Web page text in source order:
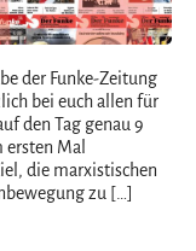
der Funke-Zeitung
bei euch allen für
den Tag genau 9
Mal
die marxistischen
zu […]